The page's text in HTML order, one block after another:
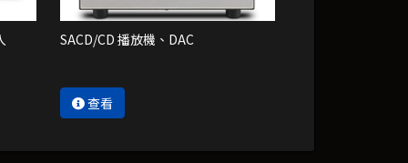
SACD/CD 播放機、DAC
查看